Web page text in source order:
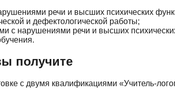
речи и высших психических
и дефектологической работы;
с нарушениями речи и высших
получите
с двумя квалификациями «Учитель-